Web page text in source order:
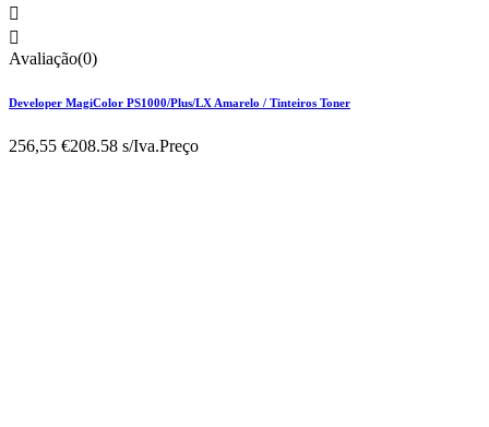


Avaliação(0)
Developer MagiColor PS1000/Plus/LX Amarelo / Tinteiros Toner
256,55 €208.58 s/Iva.Preço